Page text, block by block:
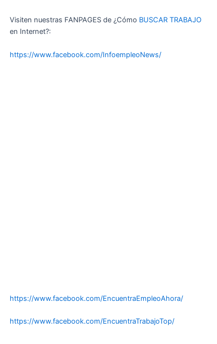
Visiten nuestras FANPAGES de ¿Cómo BUSCAR TRABAJO
en Internet?:
https://www.facebook.com/InfoempleoNews/
https://www.facebook.com/EncuentraEmpleoAhora/
https://www.facebook.com/EncuentraTrabajoTop/